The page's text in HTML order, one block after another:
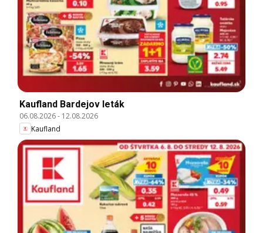
Kaufland Bardejov leták
06.08.2026- 12.08.2026
Kaufland